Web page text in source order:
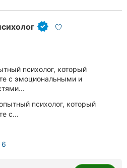
психолог, который
с эмоциональными и
психолог, который
с...
6